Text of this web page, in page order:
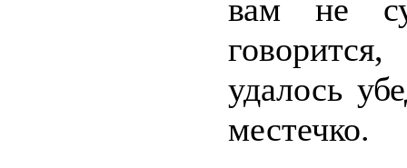
вам не
удалось
местечко.